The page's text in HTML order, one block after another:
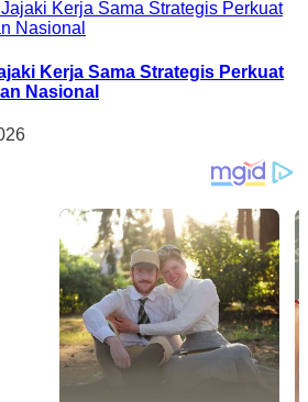
Kerja Sama Strategis Perkuat
Nasional